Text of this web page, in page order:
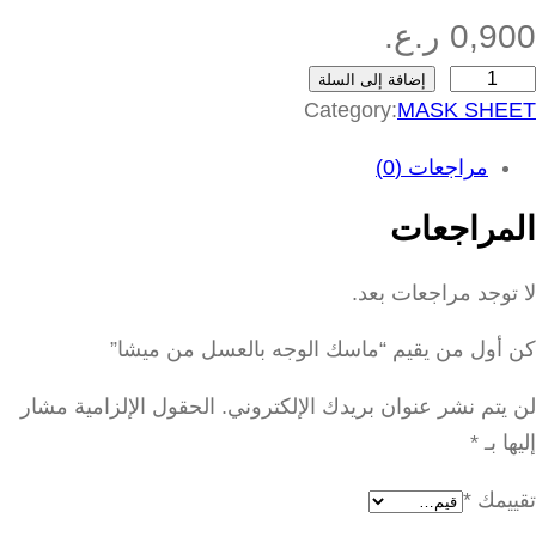
0,900 ر.ع.
م
س
ك
ل
و
ه
إضافة إلى السلة
Category:MASK SHEET
مراجعات (0)
المراجعات
لا توجد مراجعات بعد.
كن أول من يقيم “ماسك الوجه بالعسل من ميشا”
لن يتم نشر عنوان بريدك الإلكتروني. الحقول الإلزامية مشار
إليها بـ *
تقييمك *